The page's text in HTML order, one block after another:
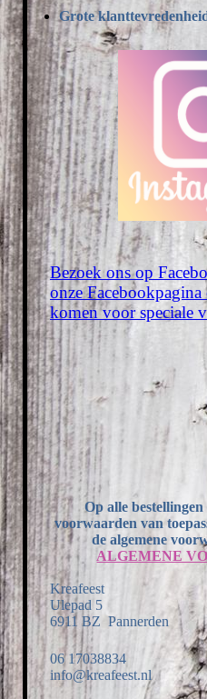
Grote
Bezoek ons op
onze
komen voor speciale
Op alle
voorwaarden van
de algemene
ALGEMENE
Kreafeest
Ulepad 5
6911 BZ Pannerden
06 17038834
info@kreafeest.nl